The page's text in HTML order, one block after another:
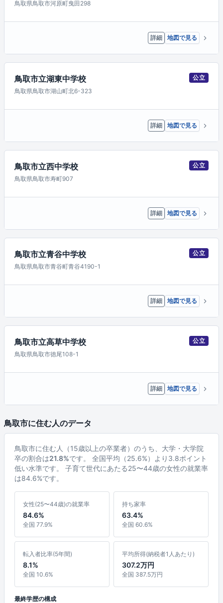
鳥取県鳥取市河原町曳田298
詳細 地図で見る
鳥取市立湖東中学校
公立
鳥取県鳥取市湖山町北6-323
詳細 地図で見る
鳥取市立西中学校
公立
鳥取県鳥取市寿町907
詳細 地図で見る
鳥取市立青谷中学校
公立
鳥取県鳥取市青谷町青谷4190-1
詳細 地図で見る
鳥取市立高草中学校
公立
鳥取県鳥取市徳尾108-1
詳細 地図で見る
鳥取市に住む人のデータ
鳥取市に住む人（15歳以上の卒業者）のうち、大学・大学院
卒の割合は21.8%です。 全国平均（25.6%）より3.8ポイント
低い水準です。 子育て世代にあたる25〜44歳の女性の就業率
は84.6%です。
女性(25〜44歳)の就業率
84.6%
全国 77.9%
持ち家率
63.4%
全国 60.6%
転入者比率(5年間)
8.1%
全国 10.6%
平均所得(納税者1人あたり)
307.2万円
全国 387.5万円
最終学歴の構成